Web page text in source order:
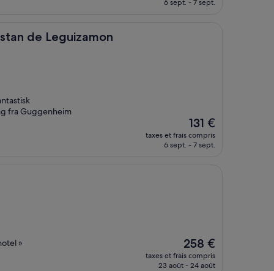
6 sept. - 7 sept.
de Leguizamon
fra Guggenheim
Le
nouveau
prix
131 €
taxes et frais compris
6 sept. - 7 sept.
»
Le
nouveau
prix
258 €
taxes et frais compris
23 août - 24 août